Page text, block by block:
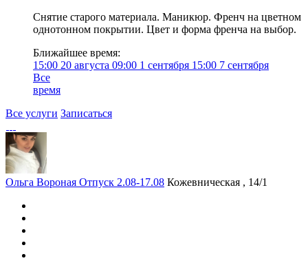
Снятие старого материала. Маникюр. Френч на цветном
однотонном покрытии. Цвет и форма френча на выбор.
Ближайшее время:
15:00 20 августа 09:00 1 сентября 15:00 7 сентября
Все
время
Все услуги Записаться
Ольга Вороная Отпуск 2.08-17.08 Кожевническая , 14/1